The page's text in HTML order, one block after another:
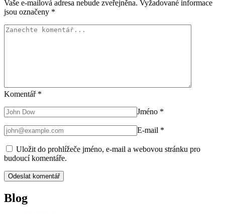
Vaše e-mailová adresa nebude zveřejněna. Vyžadované informace
jsou označeny *
Komentář *
Jméno *
E-mail *
Uložit do prohlížeče jméno, e-mail a webovou stránku pro
budoucí komentáře.
Blog